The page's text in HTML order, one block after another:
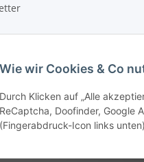
inkl. gesetzlicher USt., zzgl.Versand
Wie wir Cookies & Co
Durch Klicken auf „Alle
ReCaptcha, Doofinder, Google
(Fingerabdruck-Icon links